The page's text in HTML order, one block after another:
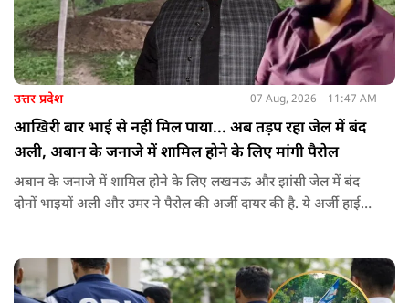
उत्तर प्रदेश 07 Aug, 2026 11:47 AM
आखिरी बार भाई से नहीं मिल पाया... अब तड़प रहा जेल में बंद
अली, अबान के जनाजे में शामिल होने के लिए मांगी पैरोल
अबान के जनाजे में शामिल होने के लिए लखनऊ और झांसी जेल में बंद
दोनों भाइयों अली और उमर ने पैरोल की अर्जी दायर की है. ये अर्जी हाई